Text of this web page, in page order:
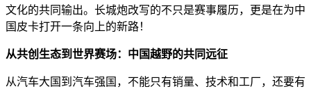
文化的共同输出。长城炮改写的不只是赛事履历，更是在为中
国皮卡打开一条向上的新路！
从共创生态到世界赛场：中国越野的共同远征
从汽车大国到汽车强国，不能只有销量、技术和工厂，还要有